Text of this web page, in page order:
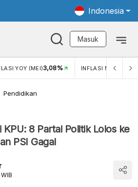
Indonesia
Masuk
YOY (MEI)3,08% INFLASI MOM (MEI)
Pendidikan
KPU: 8 Partai Politik Lolos ke
PSI Gagal